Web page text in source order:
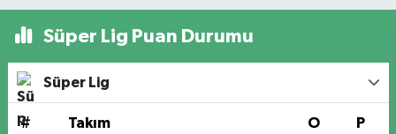
Süper Lig Puan Durumu
Süper Lig
# Takım O P